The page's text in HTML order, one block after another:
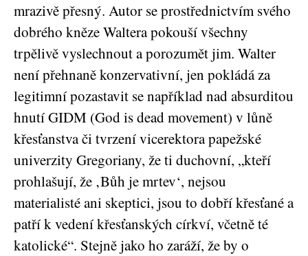
mrazivě přesný. Autor se prostřednictvím svého
dobrého kněze Waltera pokouší všechny
trpělivě vyslechnout a porozumět jim. Walter
není přehnaně konzervativní, jen pokládá za
legitimní pozastavit se například nad absurditou
hnutí GIDM (God is dead movement) v lůně
křesťanstva či tvrzení vicerektora papežské
univerzity Gregoriany, že ti duchovní, „kteří
prohlašují, že ‚Bůh je mrtev‘, nejsou
materialisté ani skeptici, jsou to dobří křesťané a
patří k vedení křesťanských církví, včetně té
katolické“. Stejně jako ho zaráží, že by o